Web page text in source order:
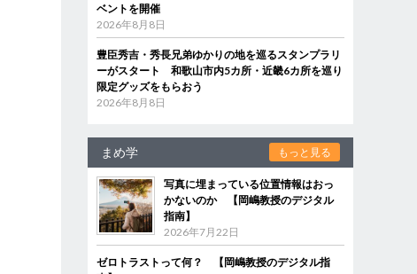
ベントを開催
2026年8月8日
豊臣秀吉・秀長兄弟ゆかりの地を巡るスタンプラリ
ーがスタート 和歌山市内5カ所・近畿6カ所を巡り
限定グッズをもらおう
2026年8月8日
まめ学 もっと見る
写真に埋まっている位置情報はおっ
かないのか 【岡嶋教授のデジタル
指南】
2026年7月22日
ゼロトラストって何？ 【岡嶋教授のデジタル指